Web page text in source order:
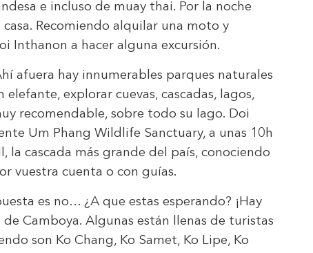
e incluso de muay thai. Por la noche
Recomiendo alquilar una moto y
Inthanon a hacer alguna excursión.
afuera hay innumerables parques naturales
explorar cuevas, cascadas, lagos,
recomendable, sobre todo su lago. Doi
Um Phang Wildlife Sanctuary, a unas 10h
cascada más grande del país, conociendo
vuestra cuenta o con guías.
es no… ¿A que estas esperando? ¡Hay
Camboya. Algunas están llenas de turistas
son Ko Chang, Ko Samet, Ko Lipe, Ko